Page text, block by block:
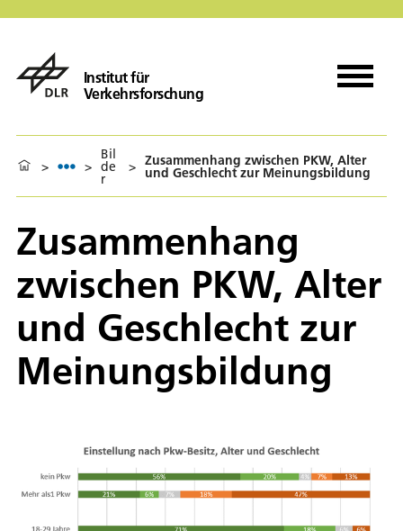
Institut für
Verkehrsforschung
> >
Bil
de
r
> Zusammenhang zwischen PKW, Alter
und Geschlecht zur Meinungsbildung
Zusammenhang
zwischen PKW, Alter
und Geschlecht zur
Meinungsbildung